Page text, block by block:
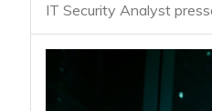
IT Security Analyst